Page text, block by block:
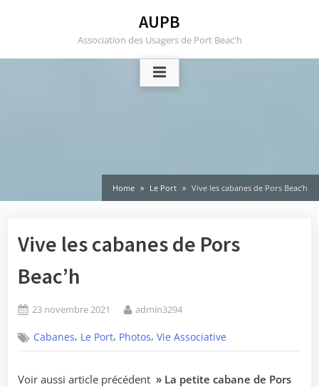
AUPB
Association des Usagers de Port Beac'h
Home Le Port Vive les cabanes de Pors Beac’h
Vive les cabanes de Pors
Beac’h
Posted
23 novembre 2021 By
admin3294
Cabanes, Le Port, Photos,Vie Associative
Voir aussi article précédent » La petite cabane de Pors